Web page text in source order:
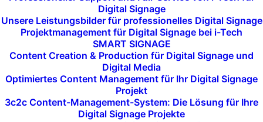
Digital Signage
Unsere Leistungsbilder für professionelles Digital Signage
Projektmanagement für Digital Signage bei i-Tech
SMART SIGNAGE
Content Creation & Production für Digital Signage und
Digital Media
Optimiertes Content Management für Ihr Digital Signage
Projekt
3c2c Content-Management-System: Die Lösung für Ihre
Digital Signage Projekte
UnserePilotprojekteund
Innovationsstrategiengarantieren, dass
Ihr Unternehmen die richtigen
Technologien zur richtigen Zeit nutzt, um
sich am Markt zu behaupten.